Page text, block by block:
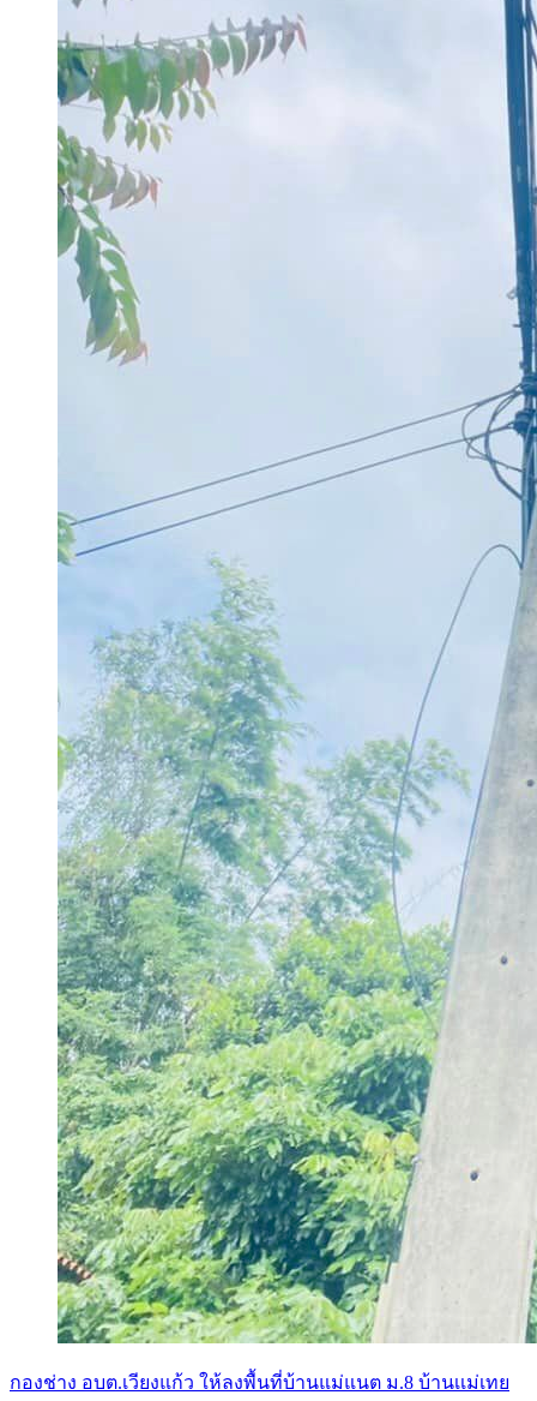
กองช่าง อบต.เวียงแก้ว ให้ลงพื้นที่บ้านแม่แนต ม.8 บ้านเเม่เทย